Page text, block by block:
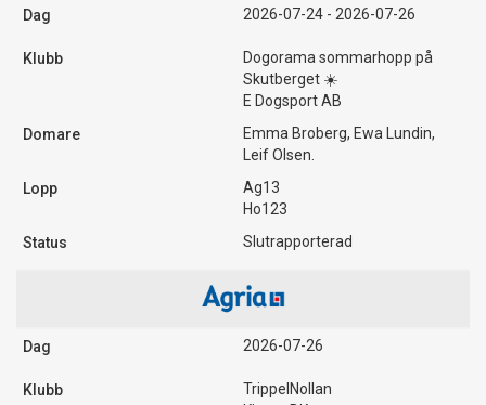
2026-07-24 - 2026-07-26
Dogorama sommarhopp på
Skutberget ☀️
E Dogsport AB
Emma Broberg, Ewa Lundin,
Leif Olsen.
Ag13
Ho123
Slutrapporterad
2026-07-26
TrippelNollan